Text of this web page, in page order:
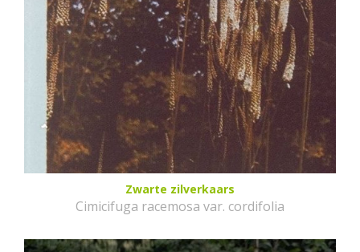
Zwarte zilverkaars
Cimicifuga racemosa var. cordifolia